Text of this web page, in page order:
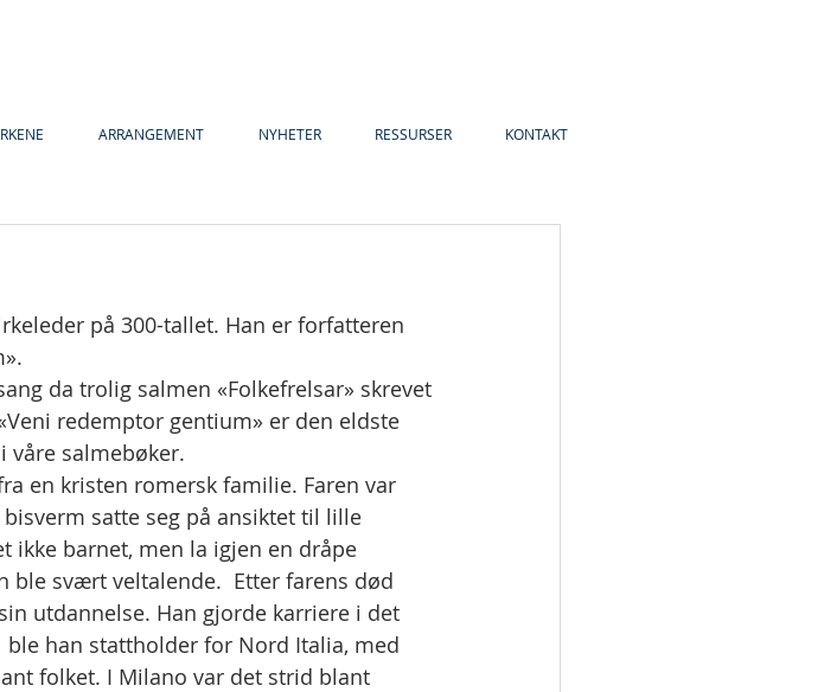
ARRANGEMENT NYHETER RESSURSER KONTAKT
på 300-tallet. Han er forfatteren
da trolig salmen «Folkefrelsar» skrevet
redemptor gentium» er den eldste
våre salmebøker.
en kristen romersk familie. Faren var
satte seg på ansiktet til lille
ikke barnet, men la igjen en dråpe
ble svært veltalende.  Etter farens død
utdannelse. Han gjorde karriere i det
han stattholder for Nord Italia, med
folket. I Milano var det strid blant